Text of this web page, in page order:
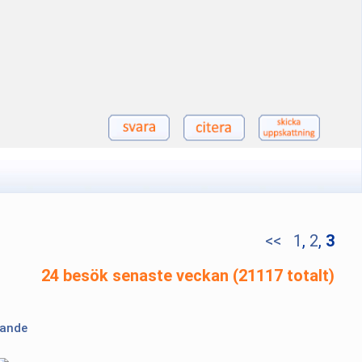
<< 1 , 2, 3
24 besök senaste veckan (21117 totalt)